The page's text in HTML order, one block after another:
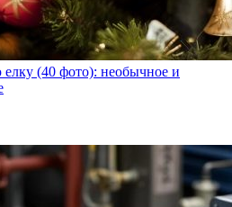
(40 фото): необычное и